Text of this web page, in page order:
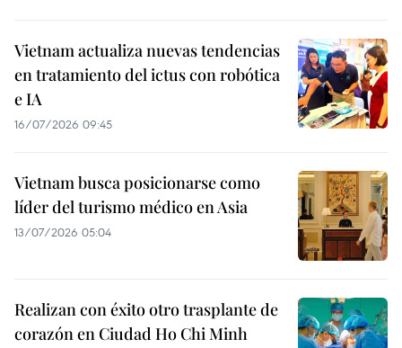
Vietnam actualiza nuevas tendencias
en tratamiento del ictus con robótica
e IA
16/07/2026 09:45
Vietnam busca posicionarse como
líder del turismo médico en Asia
13/07/2026 05:04
Realizan con éxito otro trasplante de
corazón en Ciudad Ho Chi Minh